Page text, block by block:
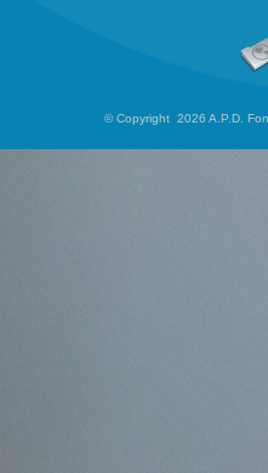
© Copyright 2026 A.P.D.